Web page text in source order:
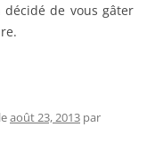
décidé de vous gâter
leaoût 23, 2013 par